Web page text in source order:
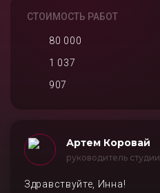
СТОИМОСТЬ РАБОТ
80 000
1 037
907
Артем Коровай
руководитель студии
Здравствуйте, Инна!